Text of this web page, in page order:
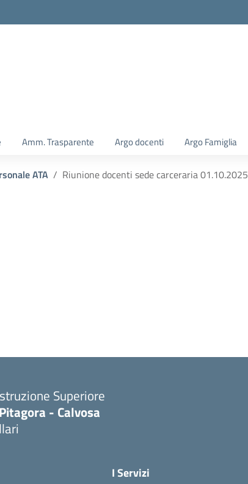
Amm. Trasparente Argo docenti Argo Famiglia
ATA Riunione docenti sede carceraria 01.10.2025
Superiore
- Calvosa
I Servizi